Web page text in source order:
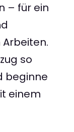
– für ein
so
beginne
einem